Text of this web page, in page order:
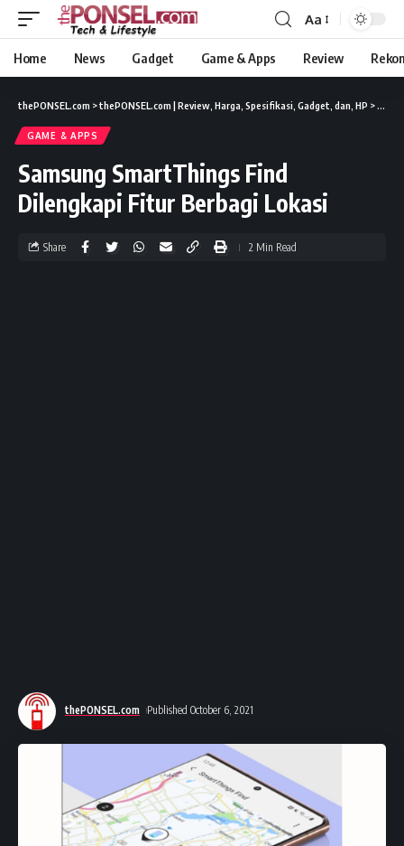
Aa
Home News Gadget Game & Apps Review
thePONSEL.com >thePONSEL.com | Review, Harga, Spesifikasi, Gadget, dan, HP >
GAME & APPS
Samsung SmartThings Find
Dilengkapi Fitur Berbagi Lokasi
thePONSEL.com Published October 6, 2021
Share 2 Min Read